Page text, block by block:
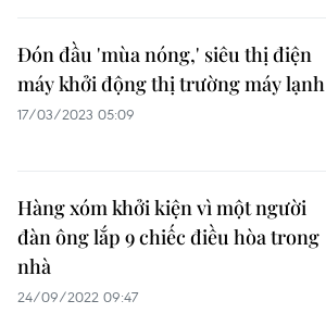
Đón đầu 'mùa nóng,' siêu thị điện
máy khởi động thị trường máy lạnh
17/03/2023 05:09
Hàng xóm khởi kiện vì một người
đàn ông lắp 9 chiếc điều hòa trong
nhà
24/09/2022 09:47